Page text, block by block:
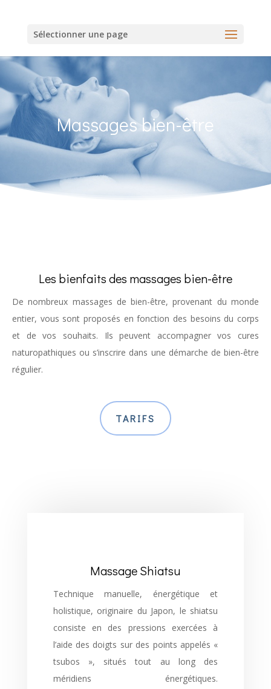
Sélectionner une page
Massages bien-être
Les bienfaits des massages bien-être
De nombreux massages de bien-être, provenant du monde
entier, vous sont proposés en fonction des besoins du corps
et de vos souhaits. Ils peuvent accompagner vos cures
naturopathiques ou s’inscrire dans une démarche de bien-être
régulier.
TARIFS
Massage Shiatsu
Technique manuelle, énergétique et
holistique, originaire du Japon, le shiatsu
consiste en des pressions exercées à
l’aide des doigts sur des points appelés «
tsubos », situés tout au long des
méridiens énergétiques.